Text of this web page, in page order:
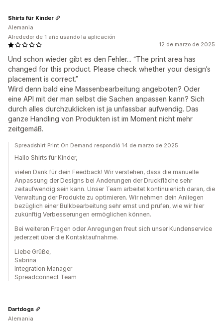
12 de marzo de 2025
Und schon wieder gibt es den Fehler... “The print area has
changed for this product. Please check whether your design’s
placement is correct.”
Wird denn bald eine Massenbearbeitung angeboten? Oder
eine API mit der man selbst die Sachen anpassen kann? Sich
durch alles durchzuklicken ist ja unfassbar aufwendig. Das
ganze Handling von Produkten ist im Moment nicht mehr
zeitgemäß.
Shirts für Kinder
Alemania
Alrededor de 1 año usando la aplicación
Spreadshirt Print On Demand respondió 14 de marzo de 2025
Hallo Shirts für Kinder,
vielen Dank für dein Feedback! Wir verstehen, dass die manuelle
Anpassung der Designs bei Änderungen der Druckfläche sehr
zeitaufwendig sein kann. Unser Team arbeitet kontinuierlich daran, die
Verwaltung der Produkte zu optimieren. Wir nehmen dein Anliegen
bezüglich einer Bulkbearbeitung sehr ernst und prüfen, wie wir hier
zukünftig Verbesserungen ermöglichen können.
Bei weiteren Fragen oder Anregungen freut sich unser Kundenservice
jederzeit über die Kontaktaufnahme.
Liebe Grüße,
Sabrina
Integration Manager
Spreadconnect Team
Dartdogs
Alemania